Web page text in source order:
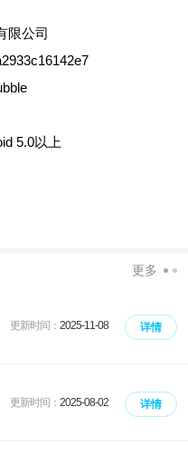
限公司
5.0以上
更多
更新时间： 2025-11-08 详情
更新时间： 2025-08-02 详情